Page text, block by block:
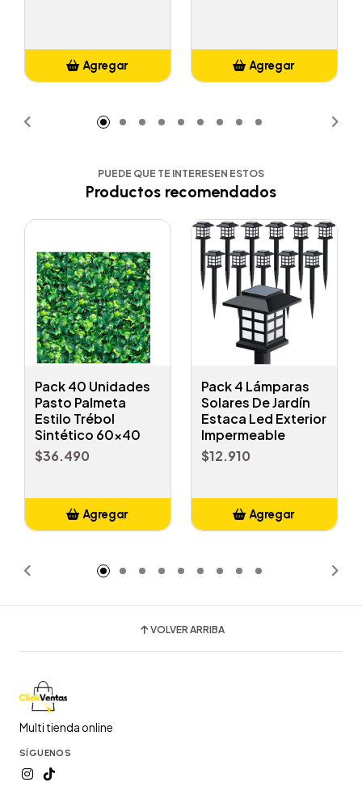
Agregar Agregar
PUEDE QUE TE INTERESEN ESTOS
Productos recomendados
Pack 40 Unidades
Pasto Palmeta
Estilo Trébol
Sintético 60x40
$36.490
Agregar
Pack 4 Lámparas
Solares De Jardín
Estaca Led Exterior
Impermeable
$12.910
Agregar
VOLVER ARRIBA
Multi tienda online
SÍGUENOS